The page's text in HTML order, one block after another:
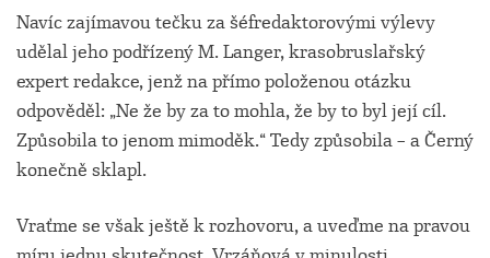
Navíc zajímavou tečku za šéfredaktorovými výlevy
udělal jeho podřízený M. Langer, krasobruslařský
expert redakce, jenž na přímo položenou otázku
odpověděl: „Ne že by za to mohla, že by to byl její cíl.
Způsobila to jenom mimoděk.“ Tedy způsobila – a Černý
konečně sklapl.
Vraťme se však ještě k rozhovoru, a uveďme na pravou